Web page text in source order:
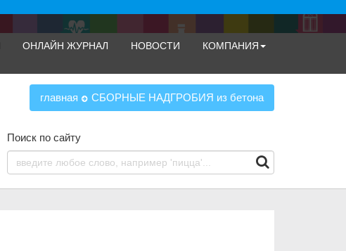
ОНЛАЙН ЖУРНАЛ НОВОСТИ КОМПАНИЯ
главная СБОРНЫЕ НАДГРОБИЯ из бетона
Поиск по сайту